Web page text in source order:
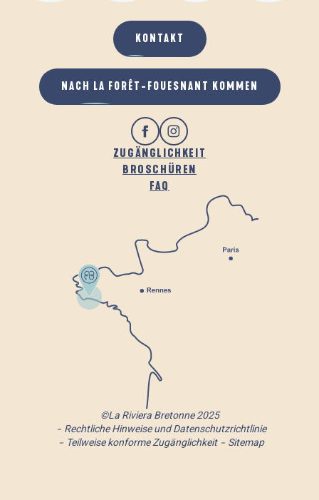
ZUGÄNGLICHKEIT
BROSCHÜREN
FAQ
KONTAKT
NACH LA FORÊT-FOUESNANT KOMMEN
©La Riviera Bretonne 2025
Rechtliche Hinweise und Datenschutzrichtlinie
Teilweise konforme Zugänglichkeit
Sitemap